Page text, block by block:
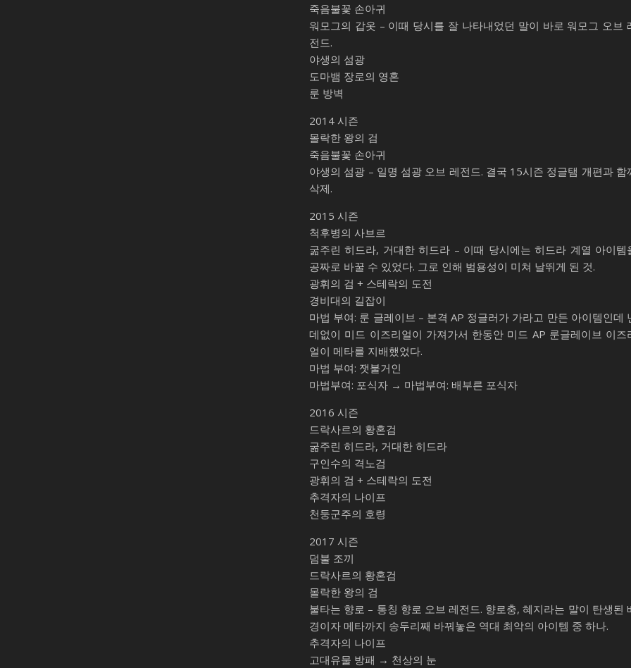
죽음불꽃 손아귀
워모그의 갑옷 – 이때 당시를 잘 나타내었던 말이 바로 워모그 오브
전드.
야생의 섬광
도마뱀 장로의 영혼
룬 방벽
2014 시즌
몰락한 왕의 검
죽음불꽃 손아귀
야생의 섬광 – 일명 섬광 오브 레전드. 결국 15시즌 정글탬 개편과 함
삭제.
2015 시즌
척후병의 사브르
굶주린 히드라, 거대한 히드라 – 이때 당시에는 히드라 계열 아이템
공짜로 바꿀 수 있었다. 그로 인해 범용성이 미쳐 날뛰게 된 것.
광휘의 검 + 스테락의 도전
경비대의 길잡이
마법 부여: 룬 글레이브 – 본격 AP 정글러가 가라고 만든 아이템인데
데없이 미드 이즈리얼이 가져가서 한동안 미드 AP 룬글레이브 이즈
얼이 메타를 지배했었다.
마법 부여: 잿불거인
마법부여: 포식자 → 마법부여: 배부른 포식자
2016 시즌
드락사르의 황혼검
굶주린 히드라, 거대한 히드라
구인수의 격노검
광휘의 검 + 스테락의 도전
추격자의 나이프
천둥군주의 호령
2017 시즌
덤불 조끼
드락사르의 황혼검
몰락한 왕의 검
불타는 향로 – 통칭 향로 오브 레전드. 향로충, 혜지라는 말이 탄생된
경이자 메타까지 송두리째 바꿔놓은 역대 최악의 아이템 중 하나.
추격자의 나이프
고대유물 방패 → 천상의 눈